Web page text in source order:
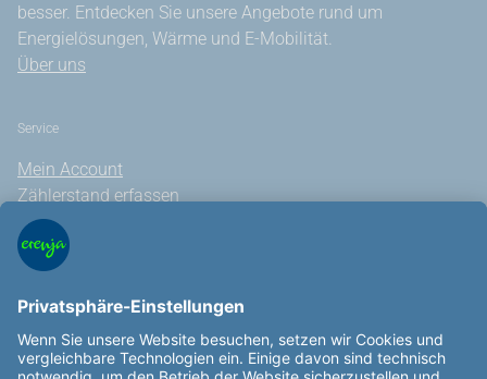
besser. Entdecken Sie unsere Angebote rund um
Energielösungen, Wärme und E-Mobilität.
Über uns
Service
Mein Account
Zählerstand erfassen
Hilfe und Kontakt
Vertrag kündigen
Vertrag widerrufen
Allgemeine Hinweise
Außergerichtliche Streitbeilegung
Veröffentlichungen nach REMIT